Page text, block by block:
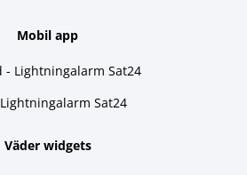
Mobil app
- Lightningalarm Sat24
Sat24
Väder widgets